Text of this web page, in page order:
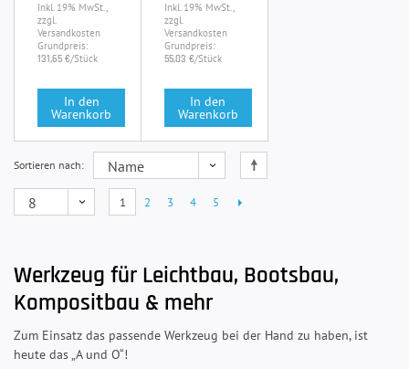
Inkl. 19% MwSt.,
zzgl.
Versandkosten
Grundpreis:
131,65 €/Stück
In den
Warenkorb
Inkl. 19% MwSt.,
zzgl.
Versandkosten
Grundpreis:
55,03 €/Stück
In den
Warenkorb
Sortieren nach
1 2 3 4 5
Werkzeug für Leichtbau, Bootsbau,
Kompositbau & mehr
Zum Einsatz das passende Werkzeug bei der Hand zu haben, ist
heute das „A und O“!